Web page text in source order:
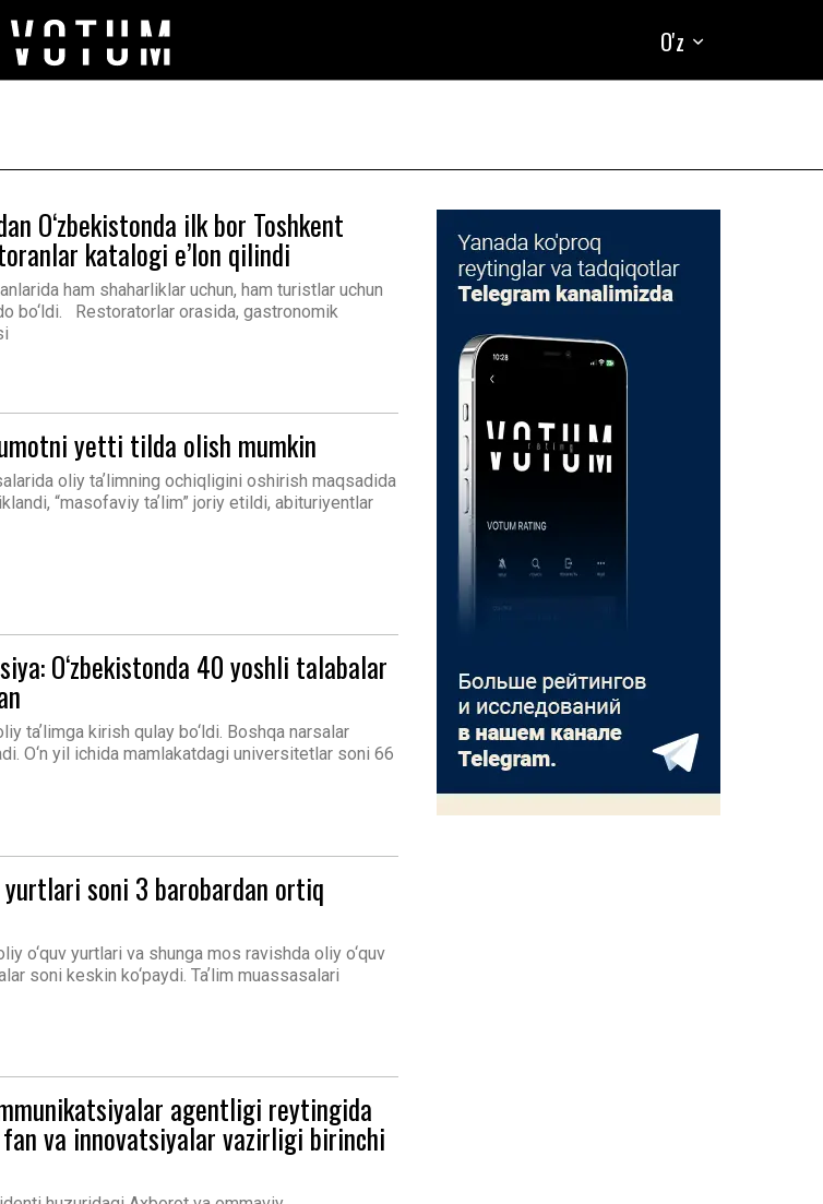
O'z
O‘zbekistonda ilk bor Toshkent
katalogi e’lon qilindi
ham shaharliklar uchun, ham turistlar uchun
bo‘ldi. Restoratorlar orasida, gastronomik
yetti tilda olish mumkin
oliy taʼlimning ochiqligini oshirish maqsadida
“masofaviy taʼlim” joriy etildi, abituriyentlar
O‘zbekistonda 40 yoshli talabalar
taʼlimga kirish qulay bo‘ldi. Boshqa narsalar
O‘n yil ichida mamlakatdagi universitetlar soni 66
yurtlari soni 3 barobardan ortiq
o‘quv yurtlari va shunga mos ravishda oliy o‘quv
soni keskin ko‘paydi. Taʼlim muassasalari
agentligi reytingida
fan va innovatsiyalar vazirligi birinchi